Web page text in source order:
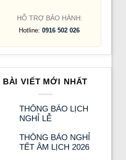
HỖ TRỢ BẢO HÀNH:
Hotline: 0916 502 026
BÀI VIẾT MỚI NHẤT
THÔNG BÁO LỊCH
NGHỈ LỄ
THÔNG BÁO NGHỈ
TẾT ÂM LỊCH 2026